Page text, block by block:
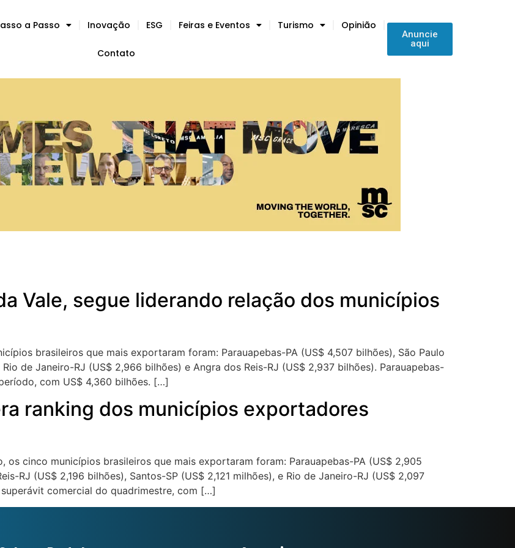
a Passo Inovação ESG Feiras e Eventos Turismo Opinião
Contato
Anuncie
aqui
Vale, segue liderando relação dos municípios
brasileiros que mais exportaram foram: Parauapebas-PA (US$ 4,507 bilhões), São Paulo
de Janeiro-RJ (US$ 2,966 bilhões) e Angra dos Reis-RJ (US$ 2,937 bilhões). Parauapebas-
com US$ 4,360 bilhões. […]
ranking dos municípios exportadores
os cinco municípios brasileiros que mais exportaram foram: Parauapebas-PA (US$ 2,905
RJ (US$ 2,196 bilhões), Santos-SP (US$ 2,121 milhões), e Rio de Janeiro-RJ (US$ 2,097
comercial do quadrimestre, com […]